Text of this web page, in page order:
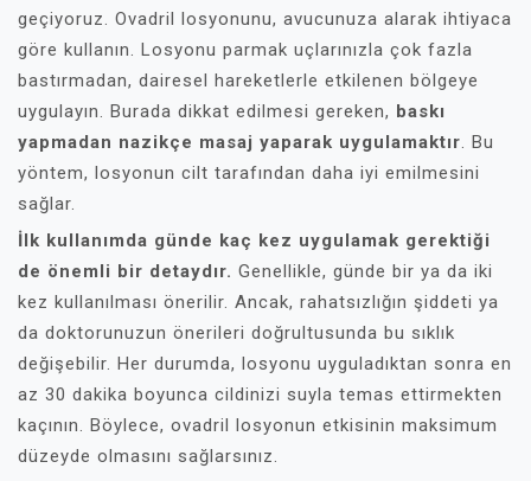
geçiyoruz. Ovadril losyonunu, avucunuza alarak ihtiyaca
göre kullanın. Losyonu parmak uçlarınızla çok fazla
bastırmadan, dairesel hareketlerle etkilenen bölgeye
uygulayın. Burada dikkat edilmesi gereken, baskı
yapmadan nazikçe masaj yaparak uygulamaktır. Bu
yöntem, losyonun cilt tarafından daha iyi emilmesini
sağlar.
İlk kullanımda günde kaç kez uygulamak gerektiği
de önemli bir detaydır. Genellikle, günde bir ya da iki
kez kullanılması önerilir. Ancak, rahatsızlığın şiddeti ya
da doktorunuzun önerileri doğrultusunda bu sıklık
değişebilir. Her durumda, losyonu uyguladıktan sonra en
az 30 dakika boyunca cildinizi suyla temas ettirmekten
kaçının. Böylece, ovadril losyonun etkisinin maksimum
düzeyde olmasını sağlarsınız.